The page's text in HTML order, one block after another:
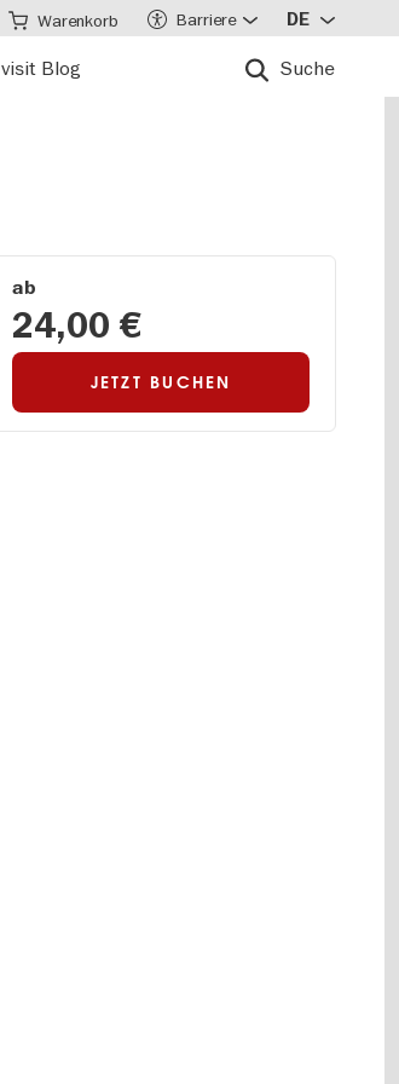
visit Blog Suche
Warenkorb Barriere DE
ab
24,00 €
JETZT BUCHEN